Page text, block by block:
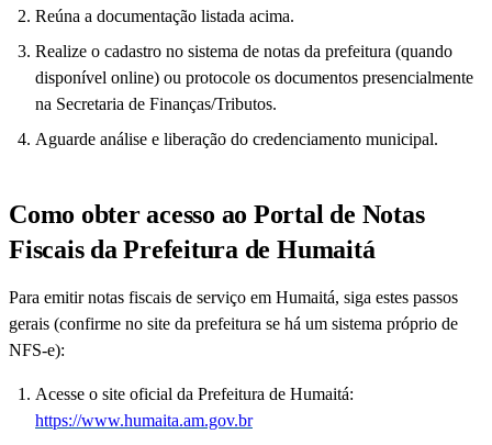
Reúna a documentação listada acima.
Realize o cadastro no sistema de notas da prefeitura (quando
disponível online) ou protocole os documentos presencialmente
na Secretaria de Finanças/Tributos.
Aguarde análise e liberação do credenciamento municipal.
Como obter acesso ao Portal de Notas
Fiscais da Prefeitura de Humaitá
Para emitir notas fiscais de serviço em Humaitá, siga estes passos
gerais (confirme no site da prefeitura se há um sistema próprio de
NFS-e):
Acesse o site oficial da Prefeitura de Humaitá:
https://www.humaita.am.gov.br